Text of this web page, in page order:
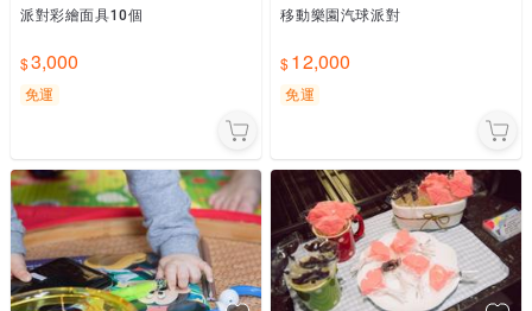
派對彩繪面具10個
3,000
免運
移動樂園汽球派對
12,000
免運